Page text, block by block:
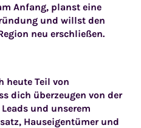
Anfang, planst eine
und willst den
neu erschließen.
heute Teil von
dich überzeugen von der
und unserem
Hauseigentümer und